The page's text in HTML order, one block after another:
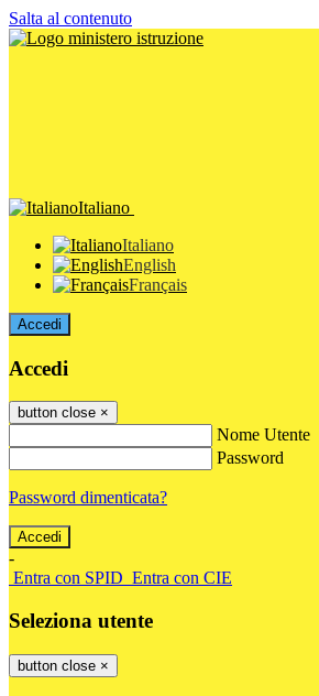
Salta al contenuto
Italiano
Italiano
English
Français
Accedi
Accedi
button close ×
Nome Utente
Password
Password dimenticata?
-
Entra con SPID Entra con CIE
Seleziona utente
button close ×